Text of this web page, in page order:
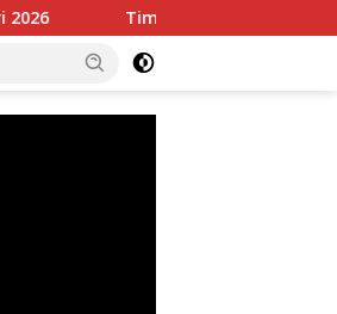
Tim Patroli Perintis Polda Metro Jaya